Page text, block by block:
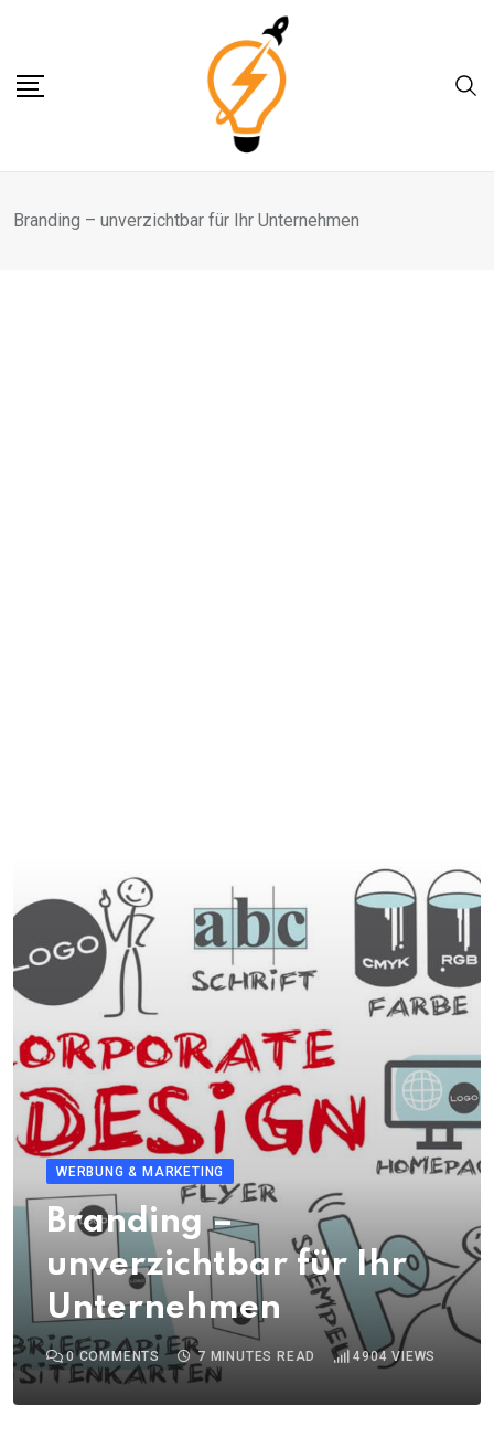
content
Branding – unverzichtbar für Ihr Unternehmen
WERBUNG & MARKETING
Branding –
unverzichtbar für Ihr
Unternehmen
0COMMENTS 7 MINUTES READ 4904 VIEWS